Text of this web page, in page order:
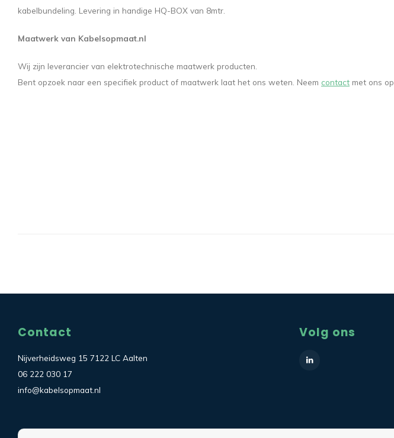
kabelbundeling. Levering in handige HQ-BOX van 8mtr.
Maatwerk van Kabelsopmaat.nl
Wij zijn leverancier van elektrotechnische maatwerk producten.
Bent opzoek naar een specifiek product of maatwerk laat het ons weten. Neem contact met ons op.
Contact
Nijverheidsweg 15 7122 LC Aalten
06 222 030 17
info@kabelsopmaat.nl
Volg ons